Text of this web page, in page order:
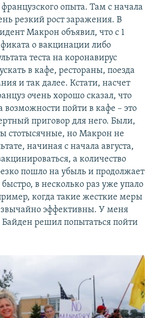
опыта. Там с начала
резкий рост заражения. В
Макрон объявил, что с 1
о вакцинации либо
теста на коронавирус
в кафе, рестораны, поезда
и так далее. Кстати, насчет
очень хорошо сказал, что
пойти в кафе – это
приговор для него. Были,
стотысячные, но Макрон не
начиная с начала августа,
а количество
пошло на убыль и продолжает
в несколько раз уже упало
когда такие жесткие меры
эффективны. У меня
Байден решил попытаться пойти